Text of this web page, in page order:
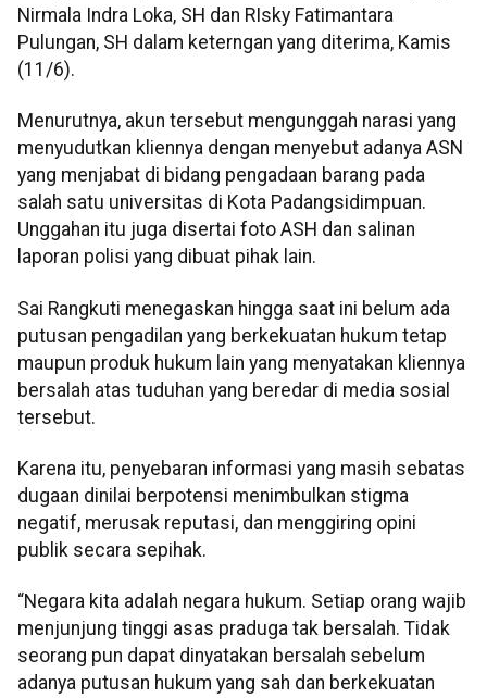
Nirmala Indra Loka, SH dan RIsky Fatimantara
Pulungan, SH dalam keterngan yang diterima, Kamis
(11/6).
Menurutnya, akun tersebut mengunggah narasi yang
menyudutkan kliennya dengan menyebut adanya ASN
yang menjabat di bidang pengadaan barang pada
salah satu universitas di Kota Padangsidimpuan.
Unggahan itu juga disertai foto ASH dan salinan
laporan polisi yang dibuat pihak lain.
Sai Rangkuti menegaskan hingga saat ini belum ada
putusan pengadilan yang berkekuatan hukum tetap
maupun produk hukum lain yang menyatakan kliennya
bersalah atas tuduhan yang beredar di media sosial
tersebut.
Karena itu, penyebaran informasi yang masih sebatas
dugaan dinilai berpotensi menimbulkan stigma
negatif, merusak reputasi, dan menggiring opini
publik secara sepihak.
“Negara kita adalah negara hukum. Setiap orang wajib
menjunjung tinggi asas praduga tak bersalah. Tidak
seorang pun dapat dinyatakan bersalah sebelum
adanya putusan hukum yang sah dan berkekuatan